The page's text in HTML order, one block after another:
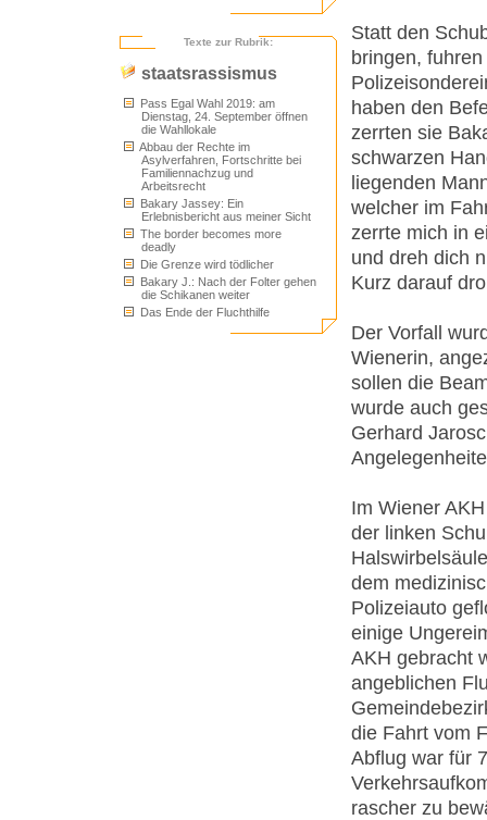
Texte zur Rubrik:
staatsrassismus
Pass Egal Wahl 2019: am
Dienstag, 24. September öffnen
die Wahllokale
Abbau der Rechte im
Asylverfahren, Fortschritte bei
Familiennachzug und
Arbeitsrecht
Bakary Jassey: Ein
Erlebnisbericht aus meiner Sicht
The border becomes more
deadly
Die Grenze wird tödlicher
Bakary J.: Nach der Folter gehen
die Schikanen weiter
Das Ende der Fluchthilfe
Statt den
bringen,
haben den
zerrten sie
schwarzen
liegenden
welcher im
zerrte mich in
und dreh dich
Kurz darauf
Der Vorfall
Wienerin,
sollen die
wurde auch
Gerhard
Im Wiener
der linken
dem
Polizeiauto
einige
AKH gebracht
angeblichen
die Fahrt vom
Abflug war für
rascher zu